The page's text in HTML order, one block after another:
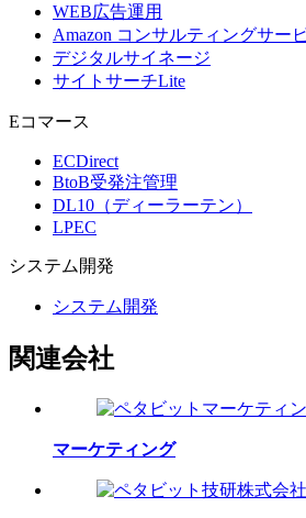
WEB広告運用
Amazon コンサルティングサー
デジタルサイネージ
サイトサーチLite
Eコマース
ECDirect
BtoB受発注管理
DL10（ディーラーテン）
LPEC
システム 開発
システム開発
関連会社
マーケティング